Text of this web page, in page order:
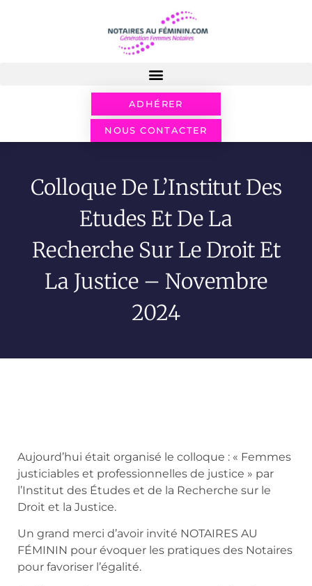
ADHÉRER
NOUS CONTACTER
Colloque De L’Institut Des
Etudes Et De La
Recherche Sur Le Droit Et
La Justice – Novembre
2024
Aujourd’hui était organisé le colloque : « Femmes
justiciables et professionnelles de justice » par
l’Institut des Études et de la Recherche sur le
Droit et la Justice.
Un grand merci d’avoir invité NOTAIRES AU
FÉMININ pour évoquer les pratiques des Notaires
pour favoriser l’égalité.